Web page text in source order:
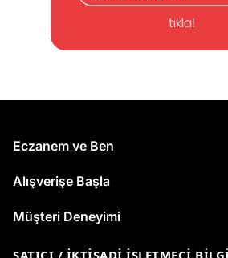
Eczanem ve Ben
Alışverişe Başla
Müşteri Deneyimi